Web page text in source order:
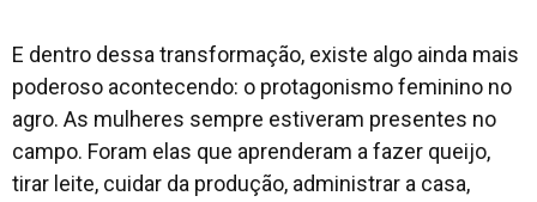
E dentro dessa transformação, existe algo ainda mais
poderoso acontecendo: o protagonismo feminino no
agro. As mulheres sempre estiveram presentes no
campo. Foram elas que aprenderam a fazer queijo,
tirar leite, cuidar da produção, administrar a casa,